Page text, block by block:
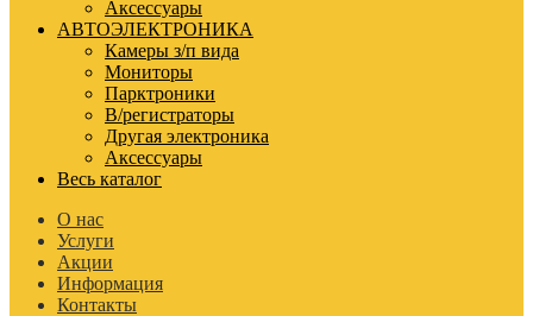
Аксессуары
АВТОЭЛЕКТРОНИКА
Камеры з/п вида
Мониторы
Парктроники
В/регистраторы
Другая электроника
Аксессуары
Весь каталог
О нас
Услуги
Акции
Информация
Контакты